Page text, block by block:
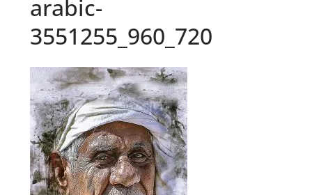
arabic-
3551255_960_720